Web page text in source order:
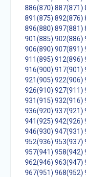
886(870) 887(871)
891(875) 892(876)
896(880) 897(881)
901(885) 902(886)
906(890) 907(891)
911(895) 912(896)
916(900) 917(901)
921(905) 922(906)
926(910) 927(911)
931(915) 932(916)
936(920) 937(921)
941(925) 942(926)
946(930) 947(931)
952(936) 953(937)
957(941) 958(942)
962(946) 963(947)
967(951) 968(952)